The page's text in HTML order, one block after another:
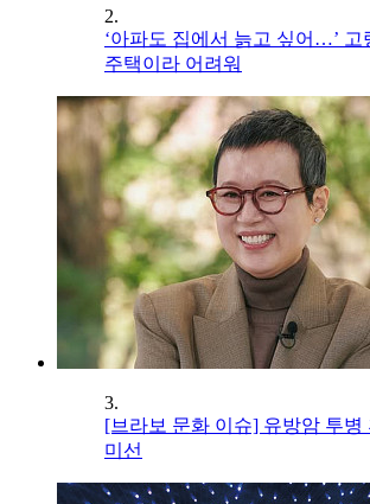
2.
‘아파도 집에서 늙고 싶어…’ 고
주택이라 어려워
3.
[브라보 문화 이슈] 유방암 투병
미선